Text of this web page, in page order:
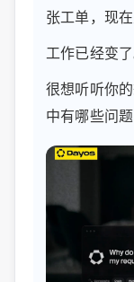
张工单，现
工作已经变
很想听听你
中有哪些问